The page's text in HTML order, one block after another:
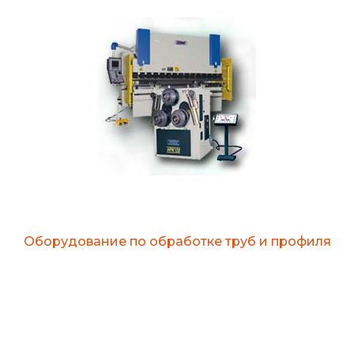
Оборудование по обработке труб и профиля